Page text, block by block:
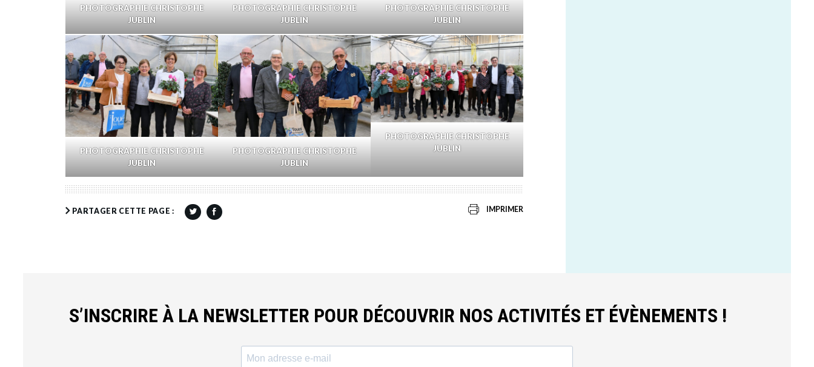
PHOTOGRAPHIE CHRISTOPHE
JUBLIN
PHOTOGRAPHIE CHRISTOPHE
JUBLIN
PHOTOGRAPHIE CHRISTOPHE
JUBLIN
PHOTOGRAPHIE CHRISTOPHE
JUBLIN
PHOTOGRAPHIE CHRISTOPHE
JUBLIN
PHOTOGRAPHIE CHRISTOPHE
JUBLIN
PARTAGER CETTE PAGE : IMPRIMER
S’INSCRIRE À LA NEWSLETTER POUR DÉCOUVRIR NOS ACTIVITÉS ET ÉVÈNEMENTS !